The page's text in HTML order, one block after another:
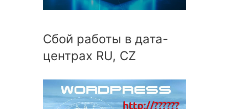
Сбой работы в дата-
центрах RU, CZ